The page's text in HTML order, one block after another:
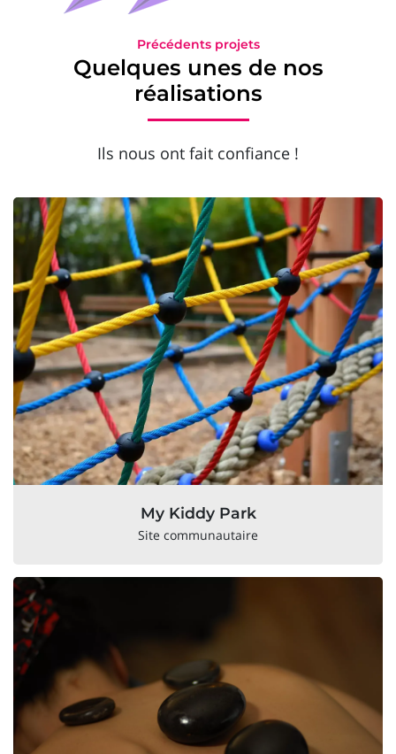
Précédents projets
Quelques unes de nos
réalisations
Ils nous ont fait confiance !
My Kiddy Park
Site communautaire